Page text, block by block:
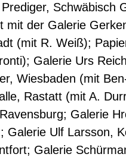
Schwäbisch
mit der Galerie
(mit R. Weiß);
Galerie Urs
Wiesbaden (mit
Rastatt (mit A.
Galerie
Galerie Ulf Larsson,
Galerie